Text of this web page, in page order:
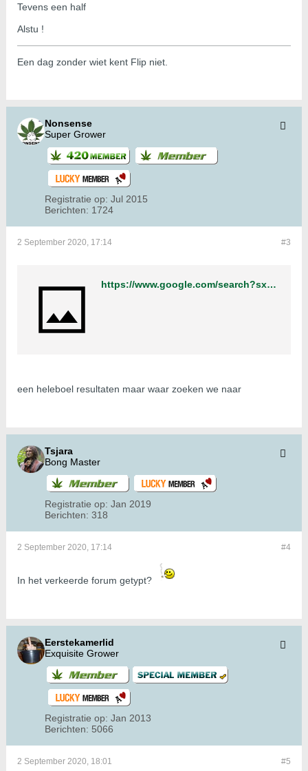
Tevens een half
Alstu !
Een dag zonder wiet kent Flip niet.
Nonsense
Super Grower
Registratie op: Jul 2015
Berichten: 1724
#3
2 September 2020, 17:14
https://www.google.com/search?sxsrf=ALeKk02I2T9XMM2DzoTpmEaHksRBxk85Vg%3A1599063177252&source=hp&ei=icRPX579C_CRlwSYyKLYDQ&q=12%2C5+oostkamp&oq=12%2C5+oostkamp&gs_lcp=CgZwc3ktYWIQAzoECCMQJzoCCAA6BQgAELEDOgIILjoFCC4QsQM6CAguELEDEJMCOgUIABDLAToCCCY6BggAEBYQHjoFCCEQoAE6BAghEBU6BwghEAoQoAFQroIBWIioAWDHsAFoAHAAeACAAbcBiAG5C5IBAzYuN5gBAKABAaoBB2d3cy13aXo&sclient=psy-ab&ved=0ahUKEwje5ZnF7srrAhXwyIUKHRikCNsQ4dUDCAc&uact=5
een heleboel resultaten maar waar zoeken we naar
Tsjara
Bong Master
Registratie op: Jan 2019
Berichten: 318
#4
2 September 2020, 17:14
In het verkeerde forum getypt?
Eerstekamerlid
Exquisite Grower
Registratie op: Jan 2013
Berichten: 5066
#5
2 September 2020, 18:01